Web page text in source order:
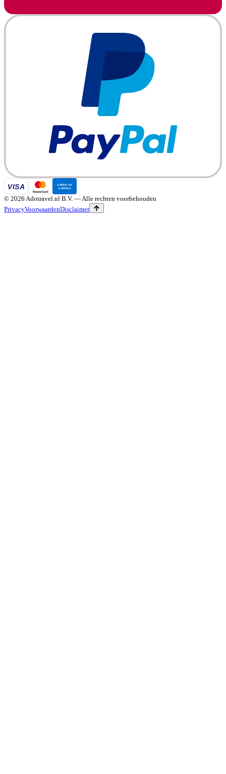
© 2026 Adotravel.nl B.V. — Alle rechten voorbehouden
PrivacyVoorwaardenDisclaimer